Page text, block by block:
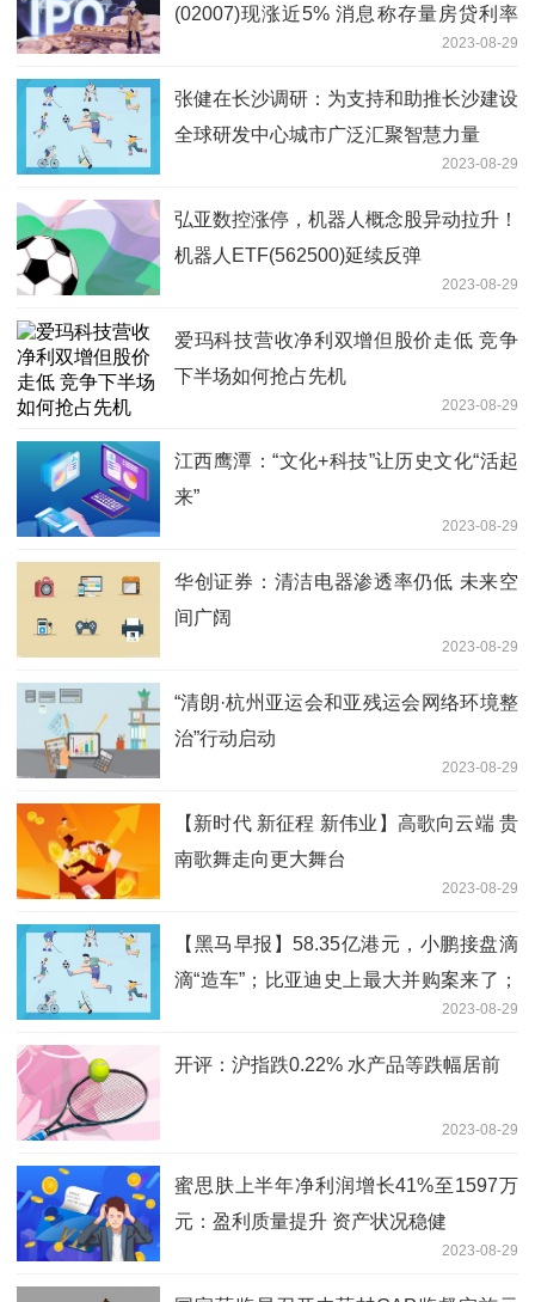
(02007)现涨近5% 消息称存量房贷利率
2023-08-29
张健在长沙调研：为支持和助推长沙建设
全球研发中心城市广泛汇聚智慧力量
2023-08-29
弘亚数控涨停，机器人概念股异动拉升！
机器人ETF(562500)延续反弹
2023-08-29
爱玛科技营收净利双增但股价走低 竞争
下半场如何抢占先机
2023-08-29
江西鹰潭：“文化+科技”让历史文化“活起
来”
2023-08-29
华创证券：清洁电器渗透率仍低 未来空
间广阔
2023-08-29
“清朗·杭州亚运会和亚残运会网络环境整
治”行动启动
2023-08-29
【新时代 新征程 新伟业】高歌向云端 贵
南歌舞走向更大舞台
2023-08-29
【黑马早报】58.35亿港元，小鹏接盘滴
滴“造车”；比亚迪史上最大并购案来了；
董明珠怒斥员工吃着碗里看着锅里；家乐
福广深门店已全部关闭...
2023-08-29
开评：沪指跌0.22% 水产品等跌幅居前
2023-08-29
蜜思肤上半年净利润增长41%至1597万
元：盈利质量提升 资产状况稳健
2023-08-29